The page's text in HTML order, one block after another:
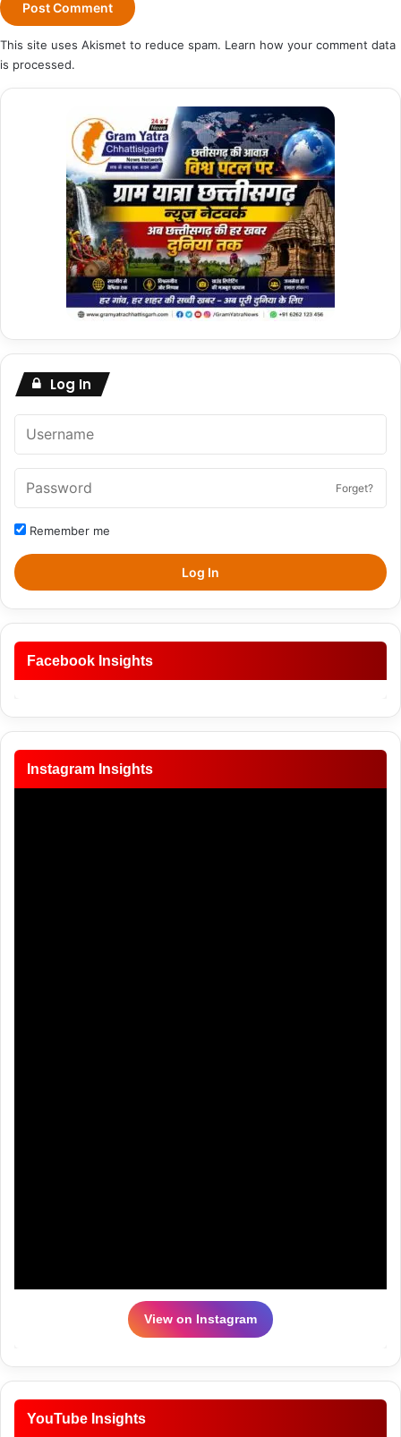
This site uses Akismet to reduce spam. Learn how your comment data
is processed.
Log In
Forget?
Remember me
Log In
Facebook Insights
Instagram Insights
View on Instagram
YouTube Insights